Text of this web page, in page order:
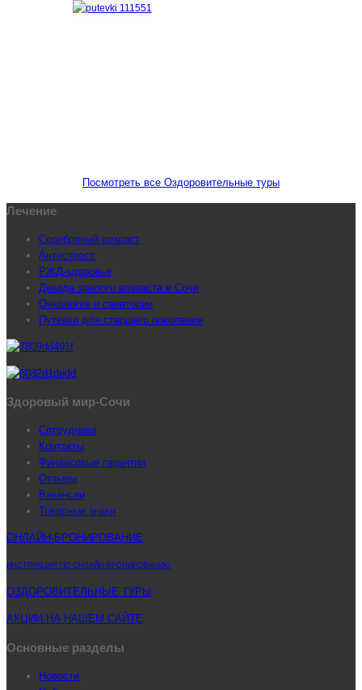
Посмотреть все Оздоровительные туры
Лечение
Серебряный возраст
Антистресс
РЖД-здоровье
Декада зрелого возраста в Сочи
Онкология и санатории
Путевки для старшего поколения
Здоровый мир-Сочи
Сотрудники
Контакты
Финансовые гарантии
Отзывы
Вакансии
Товарные знаки
ОНЛАЙН-БРОНИРОВАНИЕ
ИНСТРУКЦИЯ ПО ОНЛАЙН-БРОНИРОВАНИЮ
ОЗДОРОВИТЕЛЬНЫЕ ТУРЫ
АКЦИИ НА НАШЕМ САЙТЕ
Основные разделы
Новости